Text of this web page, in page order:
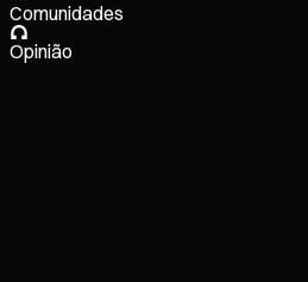
Comunidades
Opinião